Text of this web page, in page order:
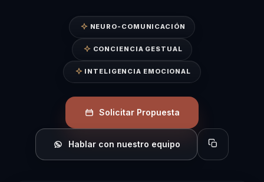
NEURO-COMUNICACIÓN
CONCIENCIA GESTUAL
INTELIGENCIA EMOCIONAL
Solicitar Propuesta
Hablar con nuestro equipo Copiar perfil